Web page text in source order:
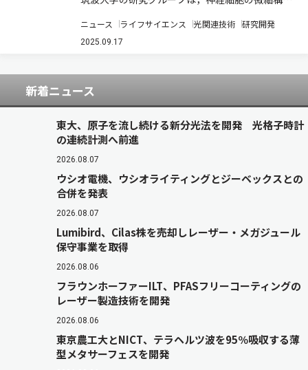
た（ニュースリリース）。 脳は一つの神経細胞，
またはシナプス結合を基本単位として構成され，
ニュース ライフサイエンス 光関連技術 研究開発
2025.09.17
新着ニュース
東大、原子を流し続ける新分光法を開発 光格子時計
の連続計測へ前進
2026.08.07
ウシオ電機、ウシオライティングとジーベックスとの
合併を発表
2026.08.07
Lumibird、Cilas株を売却しレーザー・メガジュール
保守事業を取得
2026.08.06
フラウンホーファーILT、PFASフリーコーティングの
レーザー製造技術を開発
2026.08.06
東京農工大とNICT、テラヘルツ波を95％吸収する薄
型メタサーフェスを開発